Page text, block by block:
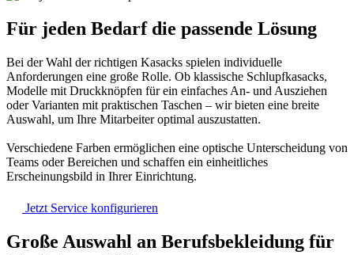
Für jeden Bedarf die passende Lösung
Bei der Wahl der richtigen Kasacks spielen individuelle
Anforderungen eine große Rolle. Ob klassische Schlupfkasacks,
Modelle mit Druckknöpfen für ein einfaches An- und Ausziehen
oder Varianten mit praktischen Taschen – wir bieten eine breite
Auswahl, um Ihre Mitarbeiter optimal auszustatten.
Verschiedene Farben ermöglichen eine optische Unterscheidung von
Teams oder Bereichen und schaffen ein einheitliches
Erscheinungsbild in Ihrer Einrichtung.
Jetzt Service konfigurieren
Große Auswahl an Berufsbekleidung für